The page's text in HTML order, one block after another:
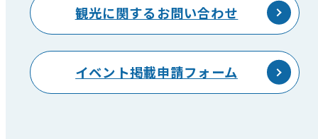
観光に関するお問い合わせ
イベント掲載申請フォーム